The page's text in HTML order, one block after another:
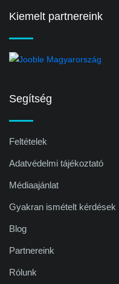
Kiemelt partnereink
Segítség
Feltételek
Adatvédelmi tájékoztató
Médiaajánlat
Gyakran ismételt kérdések
Blog
Partnereink
Rólunk